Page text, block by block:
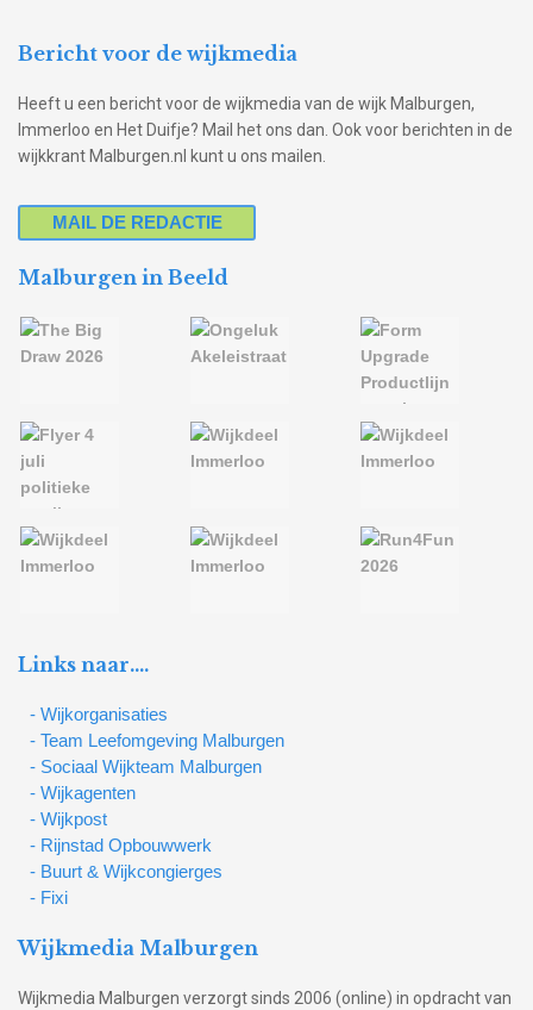
Bericht voor de wijkmedia
Heeft u een bericht voor de wijkmedia van de wijk Malburgen,
Immerloo en Het Duifje? Mail het ons dan. Ook voor berichten in de
wijkkrant Malburgen.nl kunt u ons mailen.
MAIL DE REDACTIE
Malburgen in Beeld
Links naar….
- Wijkorganisaties
- Team Leefomgeving Malburgen
- Sociaal Wijkteam Malburgen
- Wijkagenten
- Wijkpost
- Rijnstad Opbouwwerk
- Buurt & Wijkcongierges
- Fixi
Wijkmedia Malburgen
Wijkmedia Malburgen verzorgt sinds 2006 (online) in opdracht van